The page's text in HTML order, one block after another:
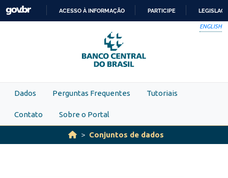
Skip to main content
PARA
O
CONTEÚDO
ACESSO À INFORMAÇÃO PARTICIPE
ENGLISH
Dados Perguntas Frequentes Tutoriais
Contato Sobre o Portal
Conjuntos de dados